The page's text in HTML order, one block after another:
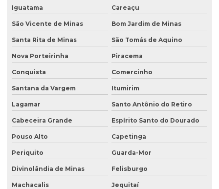
Iguatama Careaçu
São Vicente de Minas Bom Jardim de Minas
Santa Rita de Minas São Tomás de Aquino
Nova Porteirinha Piracema
Conquista Comercinho
Santana da Vargem Itumirim
Lagamar Santo Antônio do Retiro
Cabeceira Grande Espírito Santo do Dourado
Pouso Alto Capetinga
Periquito Guarda-Mor
Divinolândia de Minas Felisburgo
Machacalis Jequitaí